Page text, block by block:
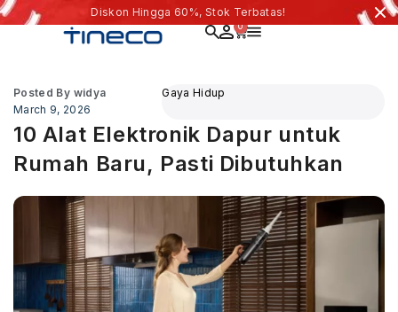
Diskon Hingga 60%, Stok Terbatas!
0
Posted By widya
March 9, 2026
Gaya Hidup
10 Alat Elektronik Dapur untuk
Rumah Baru, Pasti Dibutuhkan